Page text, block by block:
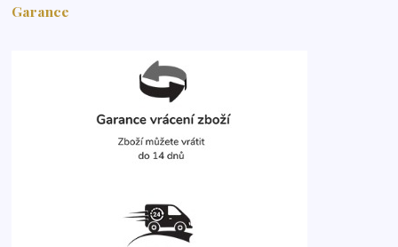
Garance